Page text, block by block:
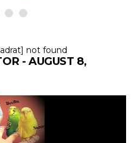
not found
- AUGUST 8,